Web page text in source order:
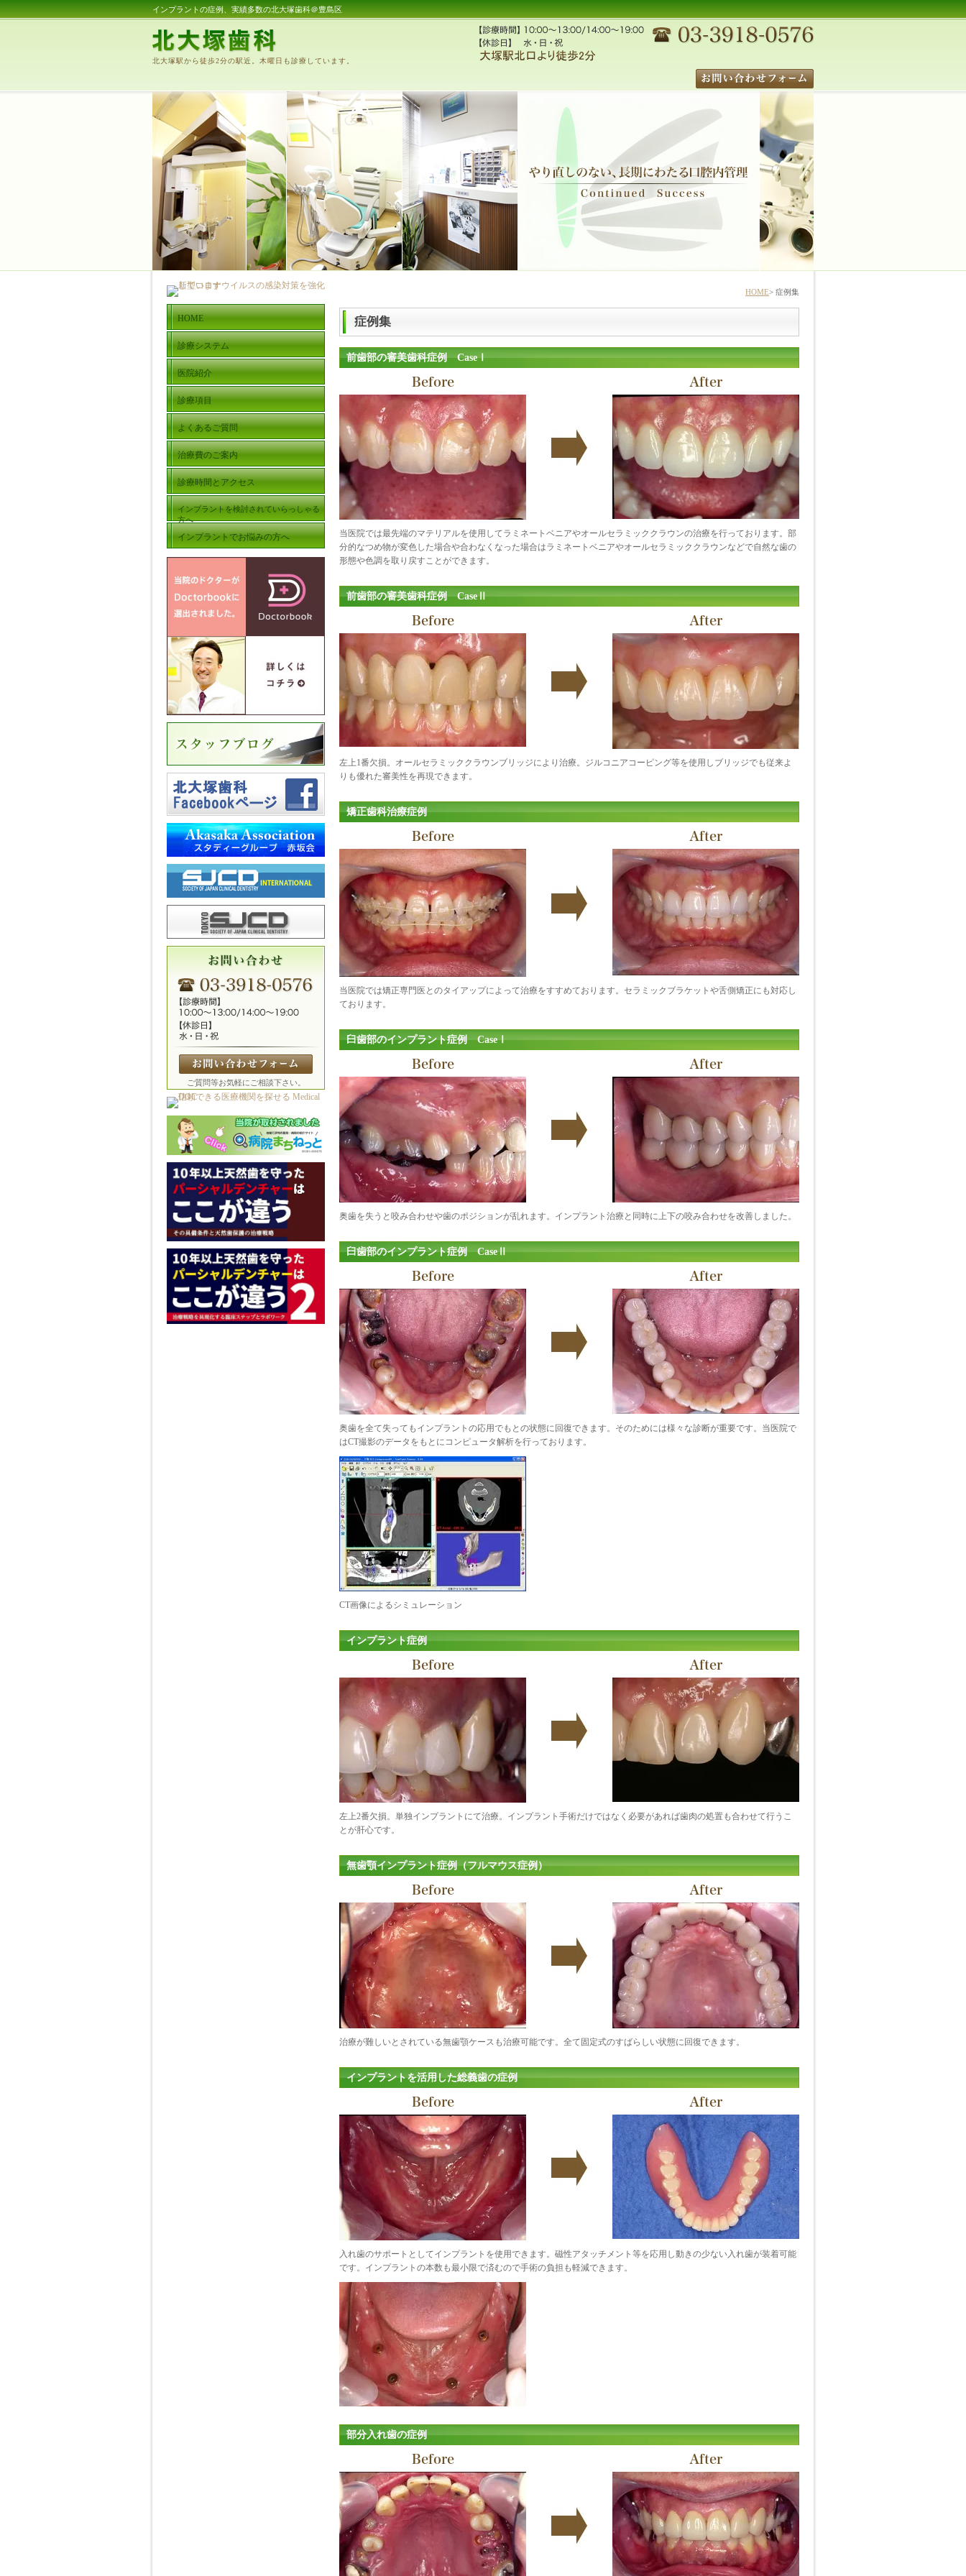
インプラントの症例、実績多数の北大塚歯科＠豊島区
北大塚駅から徒歩2分の駅近。木曜日も診療しています。
HOME 症例集
症例集
前歯部の審美歯科症例 CaseⅠ
Before After
当医院では最先端のマテリアルを使用してラミネートベニアやオールセラミッククラウンの治療を行っております。部
分的なつめ物が変色した場合や合わなくなった場合はラミネートベニアやオールセラミッククラウンなどで自然な歯の
形態や色調を取り戻すことができます。
前歯部の審美歯科症例 CaseⅡ
Before After
左上1番欠損。オールセラミッククラウンブリッジにより治療。ジルコニアコーピング等を使用しブリッジでも従来よ
りも優れた審美性を再現できます。
矯正歯科治療症例
Before After
当医院では矯正専門医とのタイアップによって治療をすすめております。セラミックブラケットや舌側矯正にも対応し
ております。
臼歯部のインプラント症例 CaseⅠ
Before After
奥歯を失うと咬み合わせや歯のポジションが乱れます。インプラント治療と同時に上下の咬み合わせを改善しました。
臼歯部のインプラント症例 CaseⅡ
Before After
奥歯を全て失ってもインプラントの応用でもとの状態に回復できます。そのためには様々な診断が重要です。当医院で
はCT撮影のデータをもとにコンピュータ解析を行っております。
CT画像によるシミュレーション
インプラント症例
Before After
左上2番欠損。単独インプラントにて治療。インプラント手術だけではなく必要があれば歯肉の処置も合わせて行うこ
とが肝心です。
無歯顎インプラント症例（フルマウス症例）
Before After
治療が難しいとされている無歯顎ケースも治療可能です。全て固定式のすばらしい状態に回復できます。
インプラントを活用した総義歯の症例
Before After
入れ歯のサポートとしてインプラントを使用できます。磁性アタッチメント等を応用し動きの少ない入れ歯が装着可能
です。インプラントの本数も最小限で済むので手術の負担も軽減できます。
部分入れ歯の症例
Before After
HOME
診療システム
医院紹介
診療項目
よくあるご質問
治療費のご案内
診療時間とアクセス
インプラントを検討されていらっしゃる
方へ
インプラントでお悩みの方へ
ご質問等お気軽にご相談下さい。